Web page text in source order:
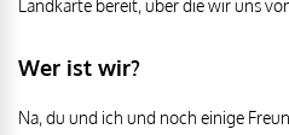
Landkarte bereit, über die wir uns
Wer ist wir?
Na, du und ich und noch einige